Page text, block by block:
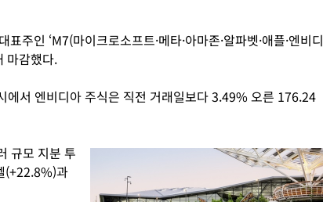
주인 ‘M7(마이크로소프트·메타·아마존·알파벳·애플·엔비디
마감했다.
에서 엔비디아 주식은 직전 거래일보다 3.49% 오른 176.24
규모 지분 투
(+22.8%)과